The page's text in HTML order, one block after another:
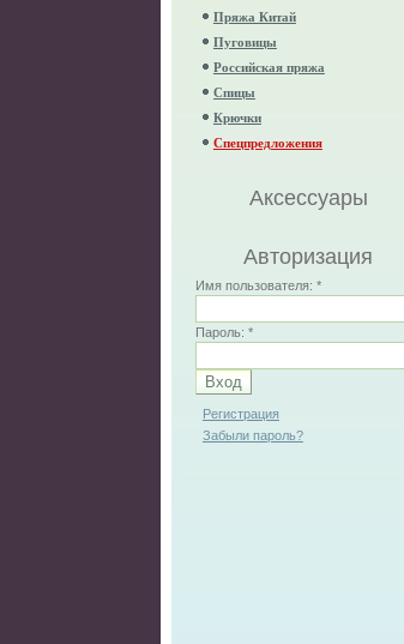
Пряжа Китай
Пуговицы
Российская пряжа
Спицы
Крючки
Спецпредложения
Аксессуары
Авторизация
Имя пользователя:*
Пароль:*
Регистрация
Забыли пароль?